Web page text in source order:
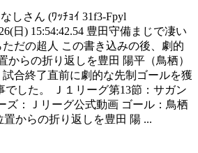
しさん (ﾜｯﾁｮｲ 31f3-Fpyl
日) 15:54:42.54 豊田守備まじで凄い
だの超人 この書き込みの後、劇的
からの折り返しを豊田 陽平（鳥栖）
合終了直前に劇的な先制ゴールを獲
でした。 Ｊ１リーグ第13節：サガン
ズ：Ｊリーグ公式動画 ゴール：鳥栖
からの折り返しを豊田 陽 ...